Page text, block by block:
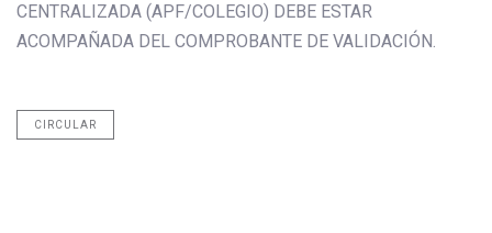
CENTRALIZADA (APF/COLEGIO) DEBE ESTAR
ACOMPAÑADA DEL COMPROBANTE DE VALIDACIÓN.
CIRCULAR